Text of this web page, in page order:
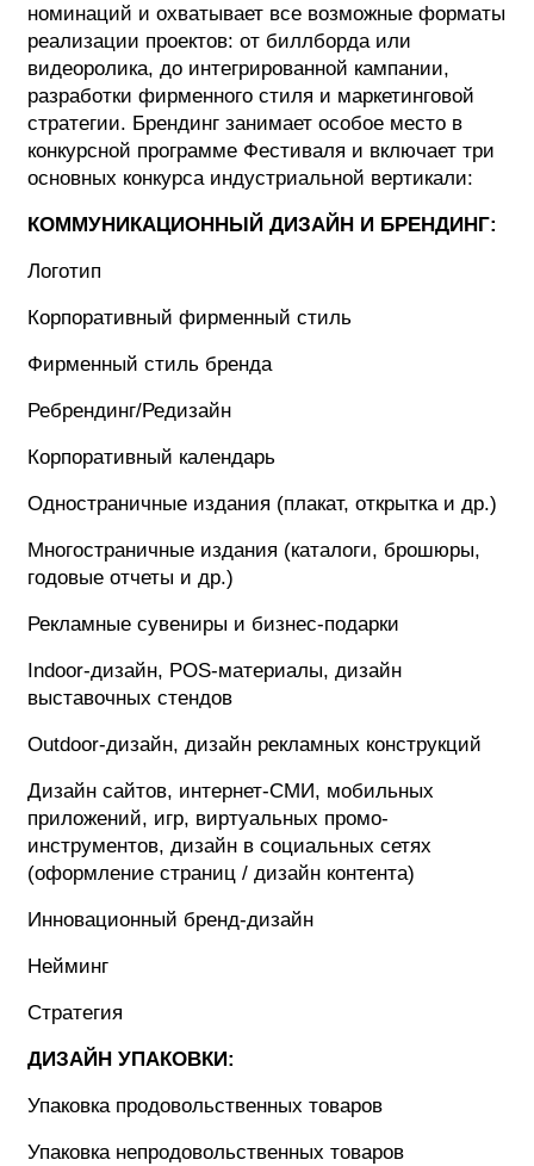
номинаций и охватывает все возможные форматы
реализации проектов: от биллборда или
видеоролика, до интегрированной кампании,
разработки фирменного стиля и маркетинговой
стратегии. Брендинг занимает особое место в
конкурсной программе Фестиваля и включает три
основных конкурса индустриальной вертикали:
КОММУНИКАЦИОННЫЙ ДИЗАЙН И БРЕНДИНГ:
Логотип
Корпоративный фирменный стиль
Фирменный стиль бренда
Ребрендинг/Редизайн
Корпоративный календарь
Одностраничные издания (плакат, открытка и др.)
Многостраничные издания (каталоги, брошюры,
годовые отчеты и др.)
Рекламные сувениры и бизнес-подарки
Indoor-дизайн, POS-материалы, дизайн
выставочных стендов
Оutdoor-дизайн, дизайн рекламных конструкций
Дизайн сайтов, интернет-СМИ, мобильных
приложений, игр, виртуальных промо-
инструментов, дизайн в социальных сетях
(оформление страниц / дизайн контента)
Инновационный бренд-дизайн
Нейминг
Стратегия
ДИЗАЙН УПАКОВКИ:
Упаковка продовольственных товаров
Упаковка непродовольственных товаров